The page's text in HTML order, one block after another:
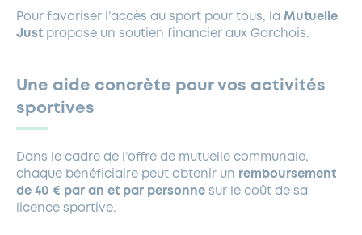
Pour favoriser l’accès au sport pour tous, la Mutuelle
Just propose un soutien financier aux Garchois.
Une aide concrète pour vos activités
sportives
Dans le cadre de l’offre de mutuelle communale,
chaque bénéficiaire peut obtenir un remboursement
de 40 € par an et par personne sur le coût de sa
licence sportive.